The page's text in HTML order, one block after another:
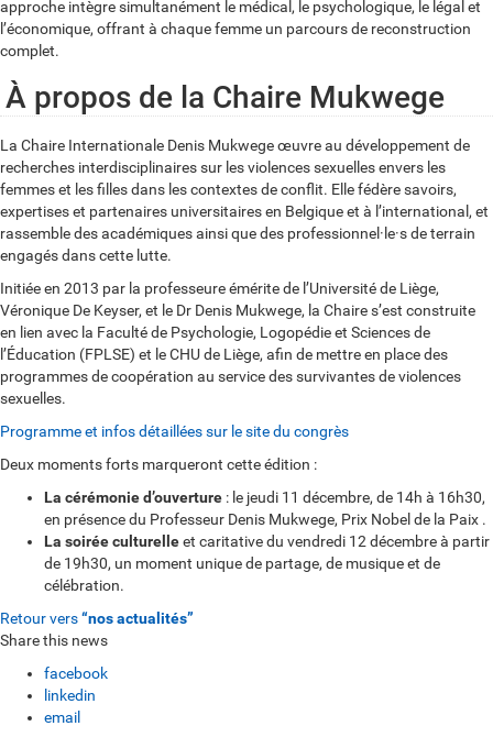
approche intègre simultanément le médical, le psychologique, le légal et
l’économique, offrant à chaque femme un parcours de reconstruction
complet.
À propos de la Chaire Mukwege
La Chaire Internationale Denis Mukwege œuvre au développement de
recherches interdisciplinaires sur les violences sexuelles envers les
femmes et les filles dans les contextes de conflit. Elle fédère savoirs,
expertises et partenaires universitaires en Belgique et à l’international, et
rassemble des académiques ainsi que des professionnel·le·s de terrain
engagés dans cette lutte.
Initiée en 2013 par la professeure émérite de l’Université de Liège,
Véronique De Keyser, et le Dr Denis Mukwege, la Chaire s’est construite
en lien avec la Faculté de Psychologie, Logopédie et Sciences de
l’Éducation (FPLSE) et le CHU de Liège, afin de mettre en place des
programmes de coopération au service des survivantes de violences
sexuelles.
Programme et infos détaillées sur le site du congrès
Deux moments forts marqueront cette édition :
La cérémonie d’ouverture : le jeudi 11 décembre, de 14h à 16h30,
en présence du Professeur Denis Mukwege, Prix Nobel de la Paix .
La soirée culturelleet caritative du vendredi 12 décembre à partir
de 19h30, un moment unique de partage, de musique et de
célébration.
Retour vers“nos actualités”
Share this news
facebook
linkedin
email